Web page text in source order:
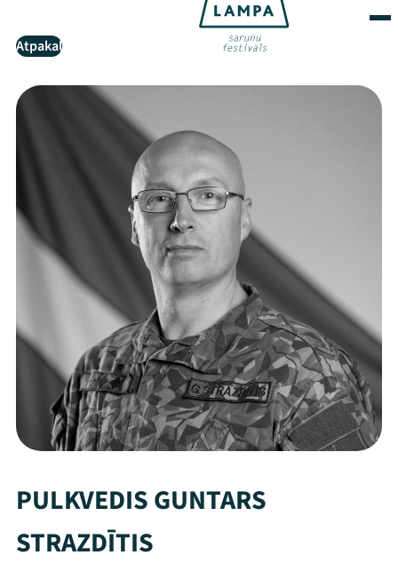
Atpakaļ
PULKVEDIS GUNTARS
STRAZDĪTIS